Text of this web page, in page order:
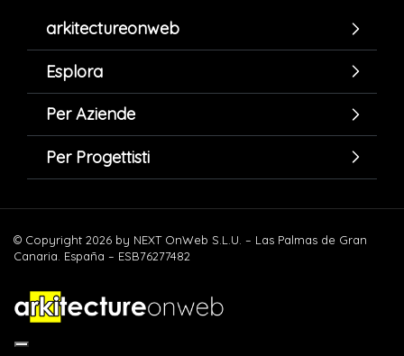
arkitectureonweb
Esplora
Per Aziende
Per Progettisti
© Copyright 2026 by NEXT OnWeb S.L.U. – Las Palmas de Gran
Canaria. España – ESB76277482